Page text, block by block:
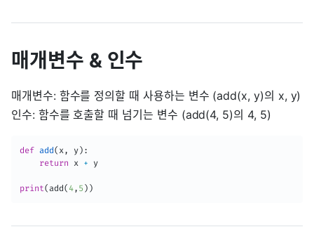
매개변수 & 인수
매개변수: 함수를 정의할 때 사용하는 변수 (add(x, y)의 x, y)
인수: 함수를 호출할 때 넘기는 변수 (add(4, 5)의 4, 5)
def add ( x, y ) :
return x + y
print(add ( 4, 5 ) )